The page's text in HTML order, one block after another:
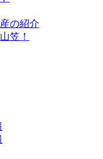
の紹介
笠！